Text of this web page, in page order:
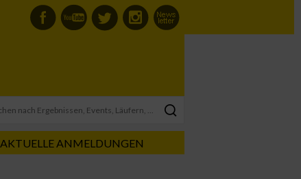
AKTUELLE ANMELDUNGEN